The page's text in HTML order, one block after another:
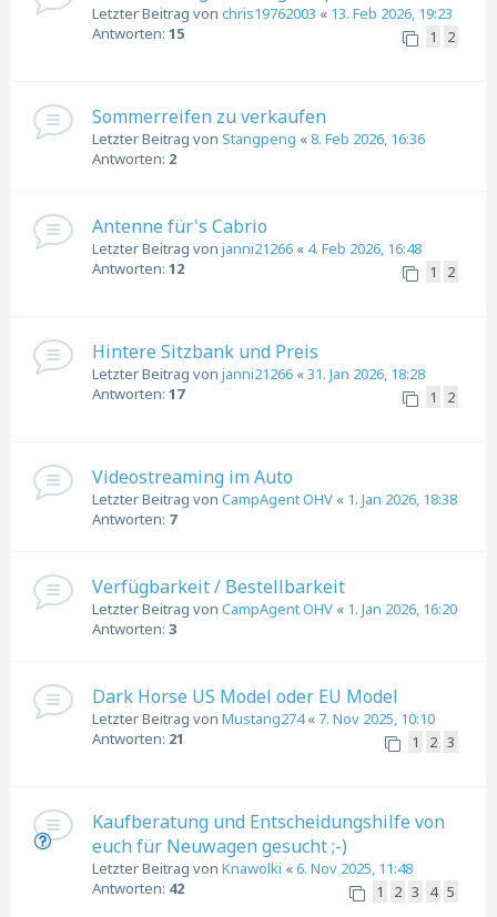
Letzter Beitrag von chris19762003 « 13. Feb 2026, 19:23
Antworten: 15 1 2
Sommerreifen zu verkaufen
Letzter Beitrag von Stangpeng «8. Feb 2026, 16:36
Antworten: 2
Antenne für's Cabrio
Letzter Beitrag von janni21266 « 4. Feb 2026, 16:48
Antworten: 12 1 2
Hintere Sitzbank und Preis
Letzter Beitrag von janni21266 «31. Jan 2026, 18:28
Antworten: 17 1 2
Videostreaming im Auto
Letzter Beitrag von CampAgent OHV « 1. Jan 2026, 18:38
Antworten: 7
Verfügbarkeit / Bestellbarkeit
Letzter Beitrag von CampAgent OHV « 1. Jan 2026, 16:20
Antworten: 3
Dark Horse US Model oder EU Model
Letzter Beitrag von Mustang274« 7. Nov 2025, 10:10
Antworten: 21 1 2 3
Kaufberatung und Entscheidungshilfe von
euch für Neuwagen gesucht ;-)
Letzter Beitrag von Knawolki «6. Nov 2025, 11:48
Antworten: 42 1 2 3 4 5